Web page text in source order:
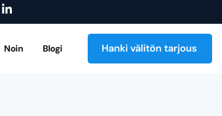
I
c
o
-
Noin Blogi Hanki välitön tarjous